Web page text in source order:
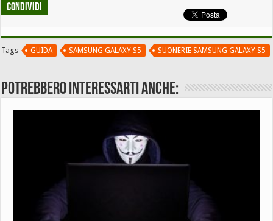
Condividi
Tags GUIDA SAMSUNG GALAXY S5 SUONERIE SAMSUNG GALAXY S5
Potrebbero interessarti anche: